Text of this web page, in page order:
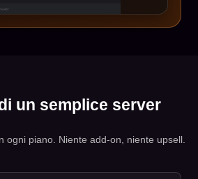
un semplice server
ogni piano. Niente add-on, niente upsell.